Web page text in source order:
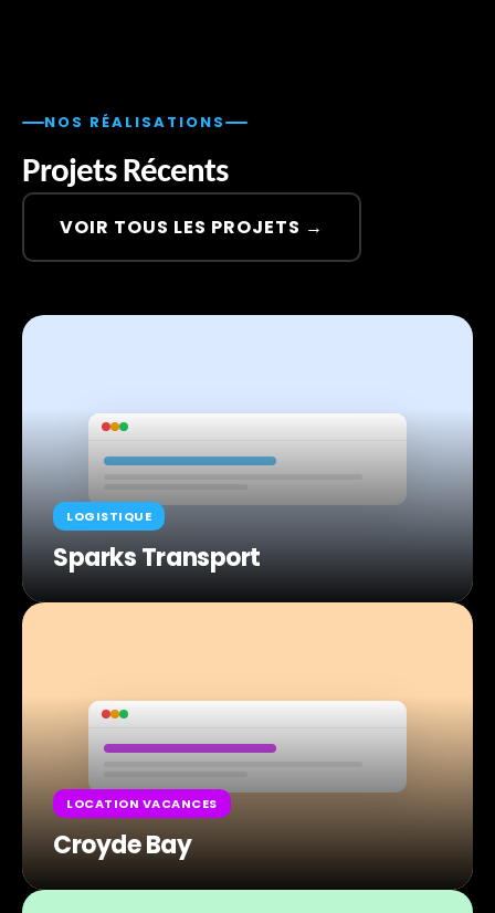
NOS RÉALISATIONS
Projets Récents
VOIR TOUS LES PROJETS →
LOGISTIQUE
Sparks Transport
LOCATION VACANCES
Croyde Bay